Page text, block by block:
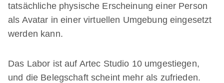
tatsächliche physische Erscheinung einer Person
als Avatar in einer virtuellen Umgebung eingesetzt
werden kann.
Das Labor ist auf Artec Studio 10 umgestiegen,
und die Belegschaft scheint mehr als zufrieden.